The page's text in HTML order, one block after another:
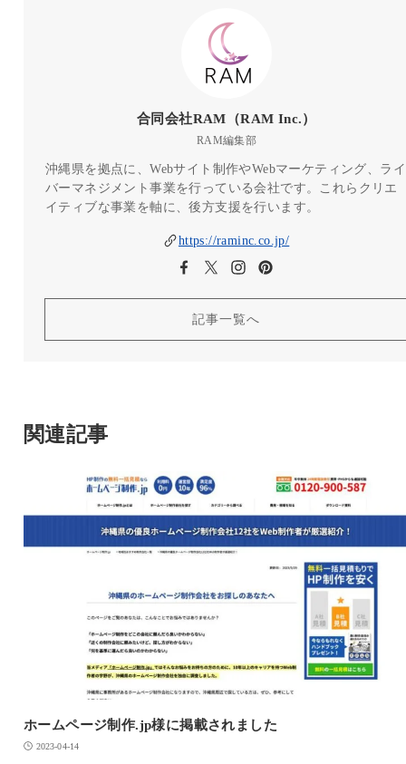
合同会社RAM（RAM Inc.）
RAM編集部
沖縄県を拠点に、Webサイト制作やWebマーケティング、ライ
バーマネジメント事業を行っている会社です。これらクリエ
イティブな事業を軸に、後方支援を行います。
https://raminc.co.jp/
記事一覧へ
関連記事
ホームページ制作.jp様に掲載されました
2023-04-14